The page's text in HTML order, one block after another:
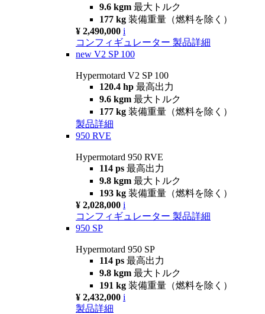
9.6 kgm 最大トルク
177 kg 装備重量（燃料を除く）
¥ 2,490,000 i
コンフィギュレーター 製品詳細
new V2 SP 100
Hypermotard V2 SP 100
120.4 hp 最高出力
9.6 kgm 最大トルク
177 kg 装備重量（燃料を除く）
製品詳細
950 RVE
Hypermotard 950 RVE
114 ps 最高出力
9.8 kgm 最大トルク
193 kg 装備重量（燃料を除く）
¥ 2,028,000 i
コンフィギュレーター 製品詳細
950 SP
Hypermotard 950 SP
114 ps 最高出力
9.8 kgm 最大トルク
191 kg 装備重量（燃料を除く）
¥ 2,432,000 i
製品詳細